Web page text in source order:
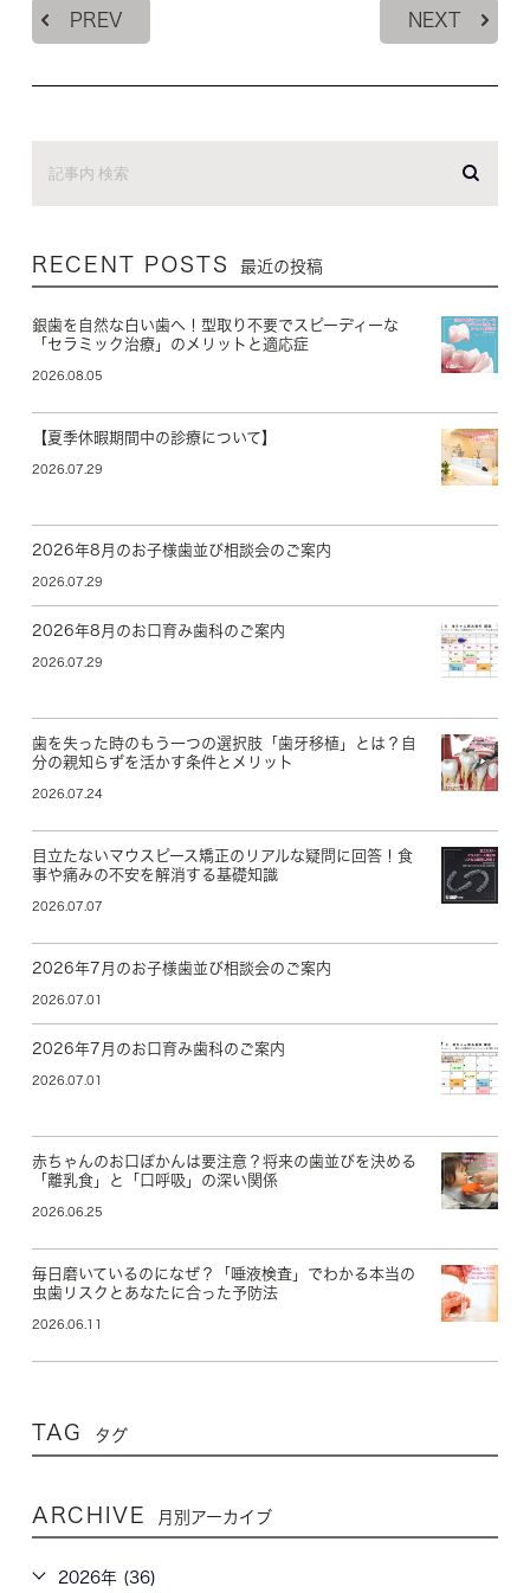
PREV NEXT
RECENT POSTS 最近の投稿
銀歯を自然な白い歯へ！型取り不要でスピーディーな
「セラミック治療」のメリットと適応症
2026.08.05
【夏季休暇期間中の診療について】
2026.07.29
2026年8月のお子様歯並び相談会のご案内
2026.07.29
2026年8月のお口育み歯科のご案内
2026.07.29
歯を失った時のもう一つの選択肢「歯牙移植」とは？自
分の親知らずを活かす条件とメリット
2026.07.24
目立たないマウスピース矯正のリアルな疑問に回答！食
事や痛みの不安を解消する基礎知識
2026.07.07
2026年7月のお子様歯並び相談会のご案内
2026.07.01
2026年7月のお口育み歯科のご案内
2026.07.01
赤ちゃんのお口ぽかんは要注意？将来の歯並びを決める
「離乳食」と「口呼吸」の深い関係
2026.06.25
毎日磨いているのになぜ？「唾液検査」でわかる本当の
虫歯リスクとあなたに合った予防法
2026.06.11
TAG タグ
ARCHIVE 月別アーカイブ
2026年 (36)